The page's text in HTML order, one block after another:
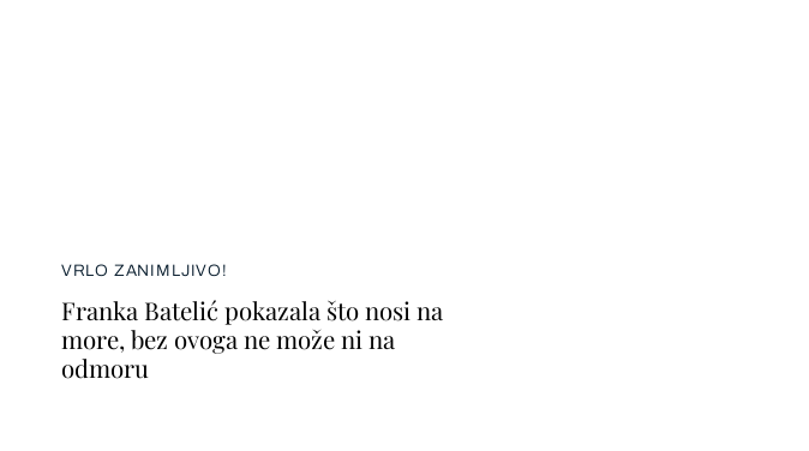
VRLO ZANIMLJIVO!
Franka Batelić pokazala što nosi na
more, bez ovoga ne može ni na
odmoru